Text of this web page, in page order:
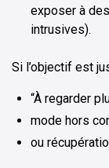
exposer à
intrusives).
Si l’objectif est
“À regarder
mode hors
ou